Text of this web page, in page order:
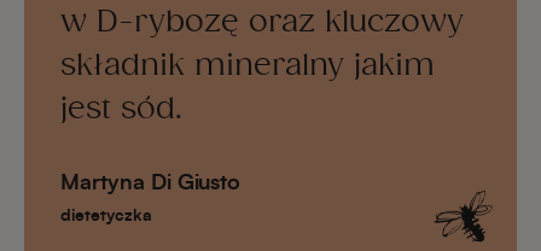
w D-rybozę oraz kluczowy
składnik mineralny jakim
jest sód.
Martyna Di Giusto
dietetyczka